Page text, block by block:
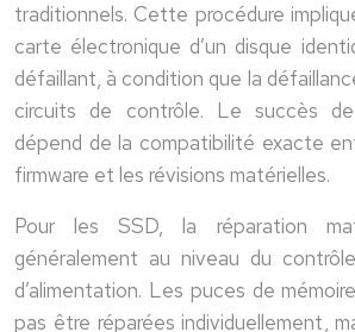
traditionnels. Cette procédure
carte électronique d’un disque
défaillant, à condition que la
circuits de contrôle. Le succès
dépend de la compatibilité exacte
firmware et les révisions matérielles.
Pour les SSD, la réparation
généralement au niveau du
d’alimentation. Les puces de
pas être réparées individuellement,